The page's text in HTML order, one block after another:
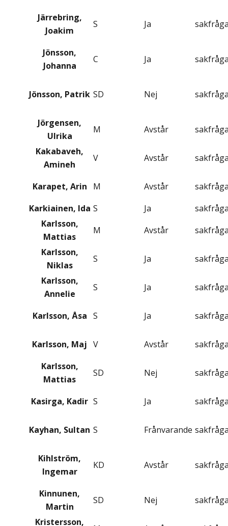
Järrebring,
Joakim
S Ja
Jönsson,
Johanna
C Ja
Jönsson, Patrik SD Nej
Jörgensen,
Ulrika
M Avstår
Kakabaveh,
Amineh
V Avstår
Karapet, Arin M Avstår
Karkiainen, Ida S Ja
Karlsson,
Mattias
M Avstår
Karlsson,
Niklas
S Ja
Karlsson,
Annelie
S Ja
Karlsson, Åsa S Ja
Karlsson, Maj V Avstår
Karlsson,
Mattias
SD Nej
Kasirga, Kadir S Ja
Kayhan, Sultan S Frånvarande
Kihlström,
Ingemar
KD Avstår
Kinnunen,
Martin
SD Nej
Kristersson,